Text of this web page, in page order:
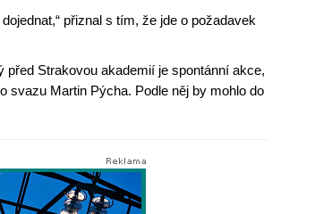
přiznal s tím, že jde o požadavek
Strakovou akademií je spontánní akce,
svazu Martin Pýcha. Podle něj by mohlo do